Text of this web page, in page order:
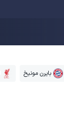
بایرن مونیخ